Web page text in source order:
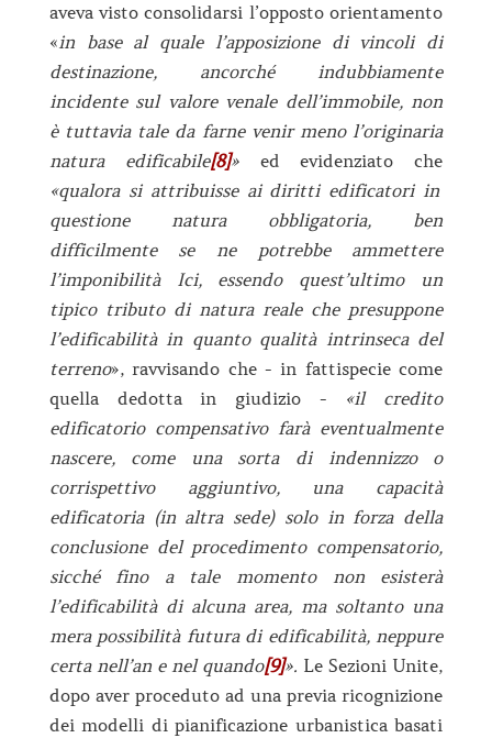
aveva visto consolidarsi l’opposto orientamento
«in base al quale l’apposizione di vincoli di
destinazione, ancorché indubbiamente
incidente sul valore venale dell’immobile, non
è tuttavia tale da farne venir meno l’originaria
natura edificabile[8]» ed evidenziato che
«qualora si attribuisse ai diritti edificatori in
questione natura obbligatoria, ben
difficilmente se ne potrebbe ammettere
l’imponibilità Ici, essendo quest’ultimo un
tipico tributo di natura reale che presuppone
l’edificabilità in quanto qualità intrinseca del
terreno», ravvisando che - in fattispecie come
quella dedotta in giudizio - «il credito
edificatorio compensativo farà eventualmente
nascere, come una sorta di indennizzo o
corrispettivo aggiuntivo, una capacità
edificatoria (in altra sede) solo in forza della
conclusione del procedimento compensatorio,
sicché fino a tale momento non esisterà
l’edificabilità di alcuna area, ma soltanto una
mera possibilità futura di edificabilità, neppure
certa nell’an e nel quando[9]». Le Sezioni Unite,
dopo aver proceduto ad una previa ricognizione
dei modelli di pianificazione urbanistica basati